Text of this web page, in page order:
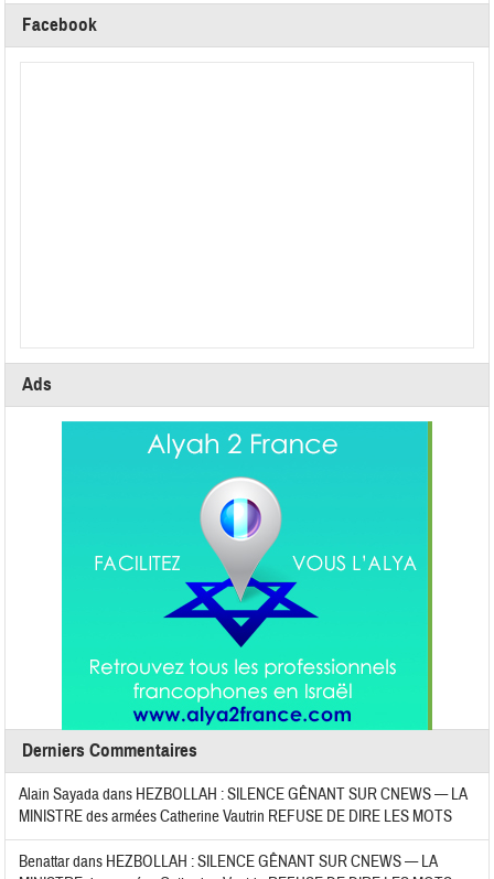
Facebook
Ads
Derniers Commentaires
Alain Sayadadans HEZBOLLAH : SILENCE GÊNANT SUR CNEWS — LA
MINISTRE des armées Catherine Vautrin REFUSE DE DIRE LES MOTS
Benattardans HEZBOLLAH : SILENCE GÊNANT SUR CNEWS — LA